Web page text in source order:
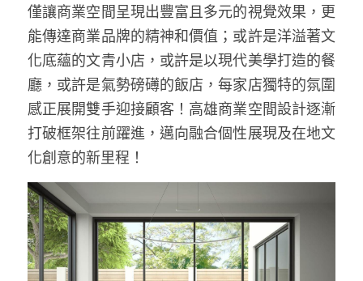
僅讓商業空間呈現出豐富且多元的視覺效果，更
能傳達商業品牌的精神和價值；或許是洋溢著文
化底蘊的文青小店，或許是以現代美學打造的餐
廳，或許是氣勢磅礡的飯店，每家店獨特的氛圍
感正展開雙手迎接顧客！高雄商業空間設計逐漸
打破框架往前躍進，邁向融合個性展現及在地文
化創意的新里程！